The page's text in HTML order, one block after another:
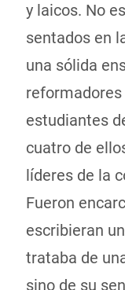
y laicos. No
sentados en
una sólida
estudiantes
cuatro de
líderes de la
Fueron
escribieran
trataba de
sino de su